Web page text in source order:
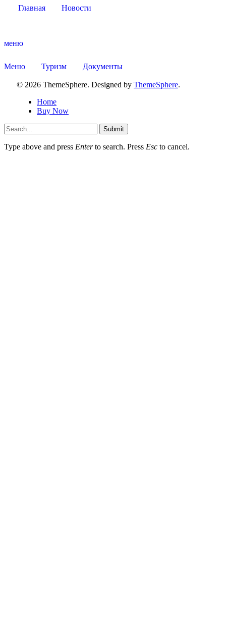
Главная Новости
меню
Меню Туризм Документы
© 2026 ThemeSphere. Designed by ThemeSphere.
Home
Buy Now
Submit
Type above and press Enterto search. Press Esc to cancel.